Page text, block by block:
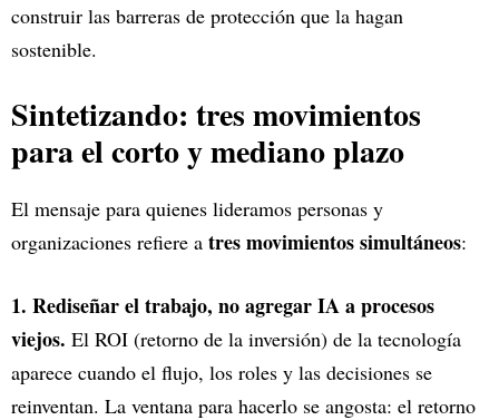
construir las barreras de protección que la hagan
sostenible.
Sintetizando: tres movimientos
para el corto y mediano plazo
El mensaje para quienes lideramos personas y
organizaciones refiere a tres movimientos simultáneos:
1. Rediseñar el trabajo, no agregar IA a procesos
viejos. El ROI (retorno de la inversión) de la tecnología
aparece cuando el flujo, los roles y las decisiones se
reinventan. La ventana para hacerlo se angosta: el retorno